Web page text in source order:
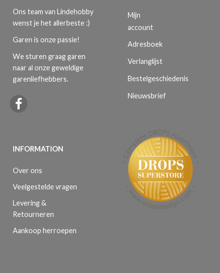
Ons team van Lindehobby
wenst je het allerbeste :)
Garen is onze passie!
We sturen graag garen
naar al onze geweldige
garenliefhebbers.
INFORMATION
Over ons
Veelgestelde vragen
Levering &
Retourneren
Aankoop herroepen
Mijn
account
Adresboek
Verlanglijst
Bestelgeschiedenis
Nieuwsbrief